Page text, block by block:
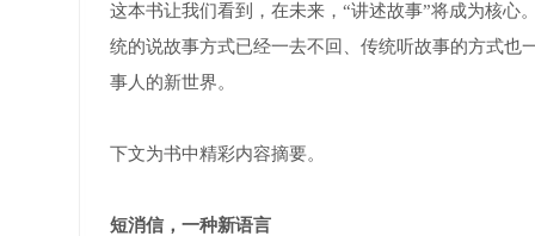
这本书让我们看到，在未来，“讲述故事”将成为核心
统的说故事方式已经一去不回、传统听故事的方式也
事人的新世界。
下文为书中精彩内容摘要。
短消信，一种新语言